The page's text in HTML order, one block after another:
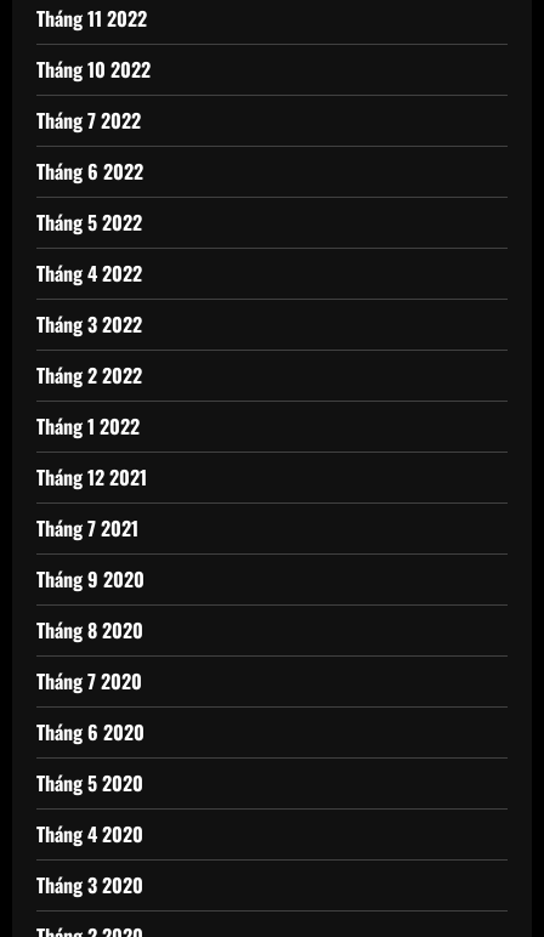
Tháng 11 2022
Tháng 10 2022
Tháng 7 2022
Tháng 6 2022
Tháng 5 2022
Tháng 4 2022
Tháng 3 2022
Tháng 2 2022
Tháng 1 2022
Tháng 12 2021
Tháng 7 2021
Tháng 9 2020
Tháng 8 2020
Tháng 7 2020
Tháng 6 2020
Tháng 5 2020
Tháng 4 2020
Tháng 3 2020